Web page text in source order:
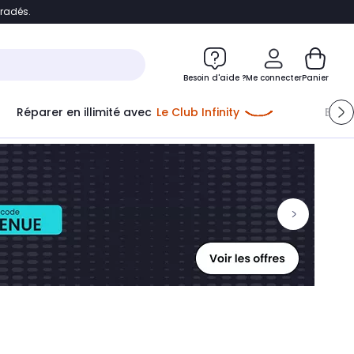
Besoin d'aide ?Me connecter
Me connecter
Nouveau clientCréer mon compte
ou me connecter avec
Panier
Réparer en illimité avec Le Club Infinity